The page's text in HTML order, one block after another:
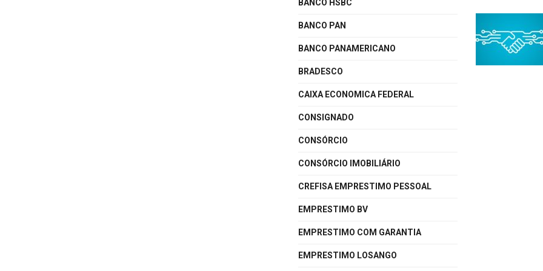
BANCO HSBC
BANCO PAN
BANCO PANAMERICANO
BRADESCO
CAIXA ECONOMICA FEDERAL
CONSIGNADO
CONSÓRCIO
CONSÓRCIO IMOBILIÁRIO
CREFISA EMPRESTIMO PESSOAL
EMPRESTIMO BV
EMPRESTIMO COM GARANTIA
EMPRESTIMO LOSANGO